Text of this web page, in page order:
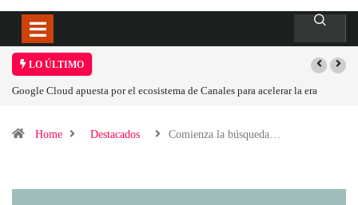
LO ÚLTIMO
Las causas del impulso al alza en el precio de las placas base
Home Destacados Comienza la búsqueda…